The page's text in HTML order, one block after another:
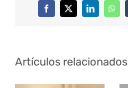
FacebookTwitterLinkedIn
Artículos relacionados